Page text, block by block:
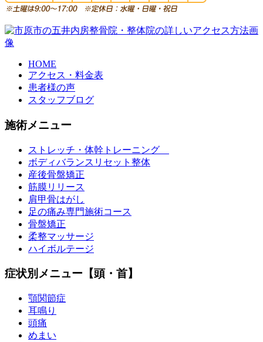
HOME
アクセス・料金表
患者様の声
スタッフブログ
施術メニュー
ストレッチ・体幹トレーニング
ボディバランスリセット整体
産後骨盤矯正
筋膜リリース
肩甲骨はがし
足の痛み専門施術コース
骨盤矯正
柔整マッサージ
ハイボルテージ
症状別メニュー【頭・首】
顎関節症
耳鳴り
頭痛
めまい